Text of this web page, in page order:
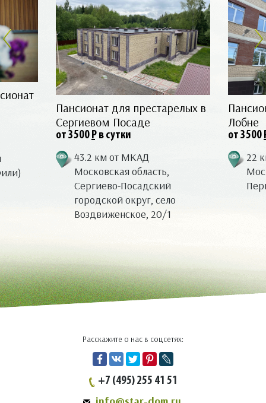
Пансионат для престарелых в
Сергиевом Посаде
от 3500 Р в сутки
43.2 км от МКАД
Московская область,
Сергиево-Посадский
городской округ, село
Воздвиженское, 20/1
Лобне
от 3500
22
Расскажите о нас в соцсетях:
+7 (495) 255 41 51